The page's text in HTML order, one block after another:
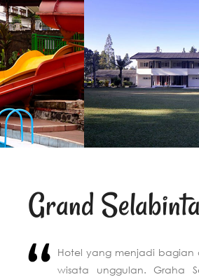
Grand
Hotel yang menjadi bagian
wisata unggulan. Graha